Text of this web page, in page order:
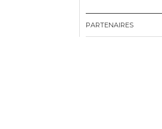
PARTENAIRES